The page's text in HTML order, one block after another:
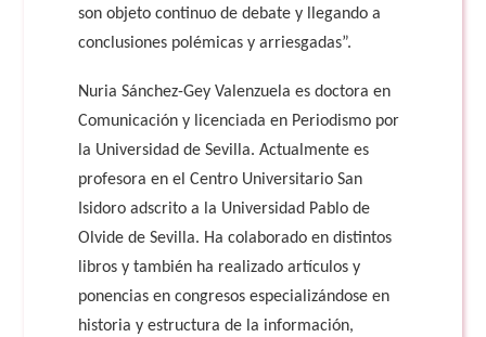
son objeto continuo de debate y llegando a
conclusiones polémicas y arriesgadas”.
Nuria Sánchez-Gey Valenzuela es doctora en
Comunicación y licenciada en Periodismo por
la Universidad de Sevilla. Actualmente es
profesora en el Centro Universitario San
Isidoro adscrito a la Universidad Pablo de
Olvide de Sevilla. Ha colaborado en distintos
libros y también ha realizado artículos y
ponencias en congresos especializándose en
historia y estructura de la información,